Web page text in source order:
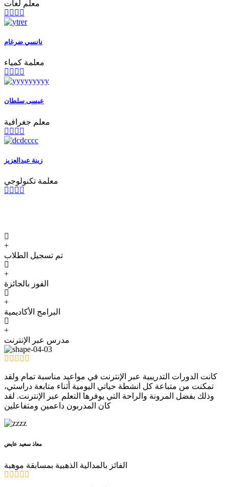
معلم لغات
نانسي ضرغام
معلمة كمياء
عيسى سلطان
معلم جغرافية
زينة عبدالعزيز
معلمة تكنولوجي
+
تم تسجيل الطلاب
+
الفوز بالجائزة
+
البرامج الأكاديمية
+
مدرس عبر الإنترنت
كانت الدورات التدريبية عبر الإنترنت في مواعيد مناسبة تمام ولقد
تمكنت من متباعة كل انشطة حياتي اليومية أثناء متابعة دراستي،
وذلك بفضل المرونة والراحة التي يوفرها التعلم عبر الإنترنت. لقد
كان المدربون داعمين ومتفاعلين
معاذ سعيد عايض
الفائز بالمدالية الذهبية بمسابقة موهبة